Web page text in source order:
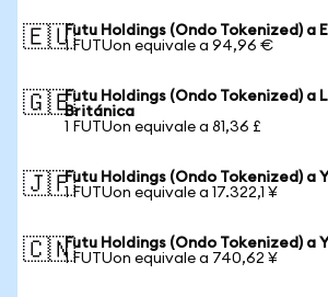
🇪🇺Futu Holdings (Ondo Tokenized) a
1 FUTUon equivale a 94,96 €
🇬🇧Futu Holdings (Ondo Tokenized) a
Británica
1 FUTUon equivale a 81,36 £
🇯🇵Futu Holdings (Ondo Tokenized) a
1 FUTUon equivale a 17.322,1 ¥
🇨🇳Futu Holdings (Ondo Tokenized) a
1 FUTUon equivale a 740,62 ¥